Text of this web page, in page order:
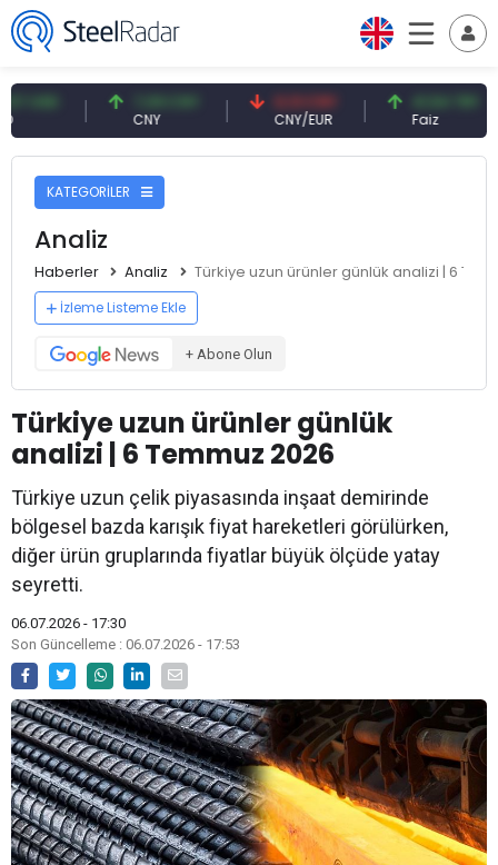
7,09 CNY
CNY
0,13 CNY
CNY/EUR
41,54 TRY
Faiz
KATEGORİLER
Analiz
Haberler Analiz Türkiye uzun ürünler günlük analizi | 6
İzleme Listeme Ekle
+ Abone Olun
Türkiye uzun ürünler günlük
analizi | 6 Temmuz 2026
Türkiye uzun çelik piyasasında inşaat demirinde
bölgesel bazda karışık fiyat hareketleri görülürken,
diğer ürün gruplarında fiyatlar büyük ölçüde yatay
seyretti.
06.07.2026 - 17:30
Son Güncelleme : 06.07.2026 - 17:53